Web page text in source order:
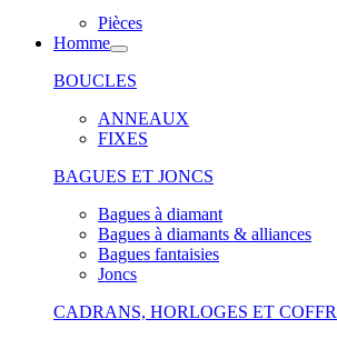
Pièces
Homme
BOUCLES
ANNEAUX
FIXES
BAGUES ET JONCS
Bagues à diamant
Bagues à diamants & alliances
Bagues fantaisies
Joncs
CADRANS, HORLOGES ET